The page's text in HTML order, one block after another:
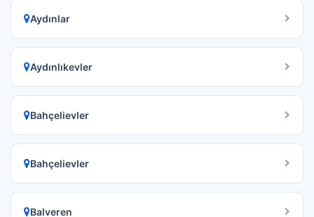
Aydınlar
Aydınlıkevler
Bahçelievler
Bahçelievler
Balveren